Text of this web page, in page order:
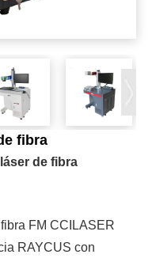
fibra
de fibra
FM CCILASER
RAYCUS con